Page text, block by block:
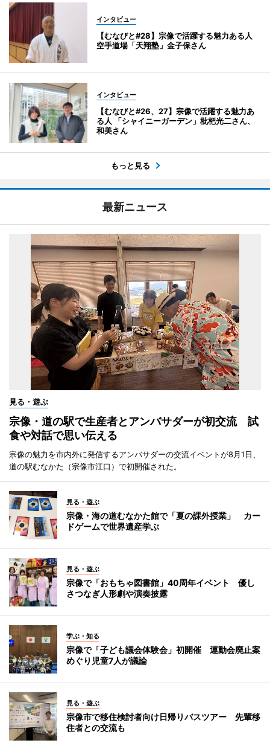
インタビュー
【むなびと#28】宗像で活躍する魅力ある人
空手道場「天翔塾」金子保さん
インタビュー
【むなびと#26、27】宗像で活躍する魅力あ
る人 「シャイニーガーデン」枇杷光二さん、
和美さん
もっと見る
最新ニュース
見る・遊ぶ
宗像・道の駅で生産者とアンバサダーが初交流 試
食や対話で思い伝える
宗像の魅力を市内外に発信するアンバサダーの交流イベントが8月1日、
道の駅むなかた（宗像市江口）で初開催された。
見る・遊ぶ
宗像・海の道むなかた館で「夏の課外授業」 カー
ドゲームで世界遺産学ぶ
見る・遊ぶ
宗像で「おもちゃ図書館」40周年イベント 優し
さつなぎ人形劇や演奏披露
学ぶ・知る
宗像で「子ども議会体験会」初開催 運動会廃止案
めぐり児童7人が議論
見る・遊ぶ
宗像市で移住検討者向け日帰りバスツアー 先輩移
住者との交流も